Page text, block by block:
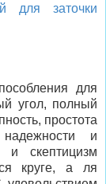
для заточки
для
угол, полный
простота
надежности и
скептицизм
круге, а ля